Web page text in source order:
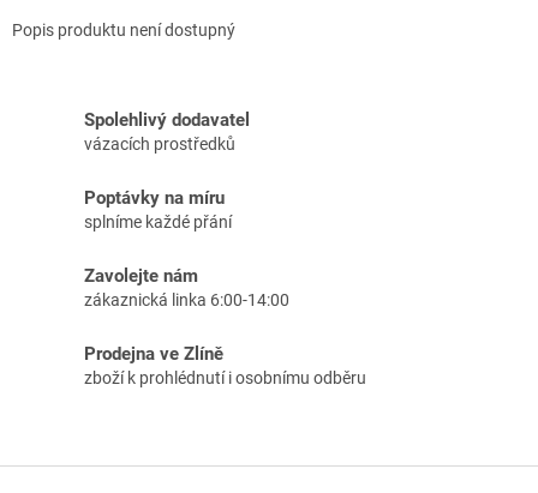
Popis produktu není dostupný
Spolehlivý dodavatel
vázacích prostředků
Poptávky na míru
splníme každé přání
Zavolejte nám
zákaznická linka 6:00-14:00
Prodejna ve Zlíně
zboží k prohlédnutí i osobnímu odběru